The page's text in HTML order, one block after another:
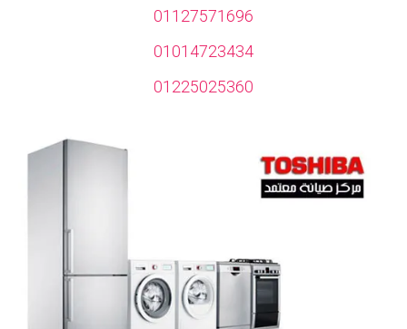
01127571696
01014723434
01225025360